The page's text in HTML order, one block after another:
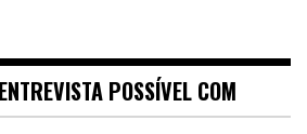
POSSÍVEL COM